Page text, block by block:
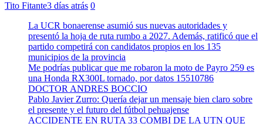
Tito Fitante3 días atrás 0
La UCR bonaerense asumió sus nuevas autoridades y
presentó la hoja de ruta rumbo a 2027. Además, ratificó que el
partido competirá con candidatos propios en los 135
municipios de la provincia
Me podrías publicar que me robaron la moto de Payro 259 es
una Honda RX300L tornado, por datos 15510786
DOCTOR ANDRES BOCCIO
Pablo Javier Zurro: Quería dejar un mensaje bien claro sobre
el presente y el futuro del fútbol pehuajense
ACCIDENTE EN RUTA 33 COMBI DE LA UTN QUE